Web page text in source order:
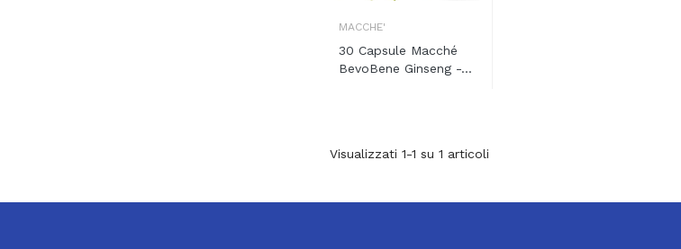
MACCHE'
30 Capsule Macché
BevoBene Ginseng -...
Visualizzati 1-1 su 1 articoli